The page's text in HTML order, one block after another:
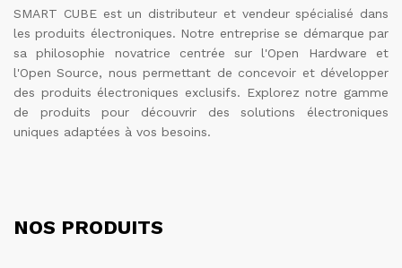
SMART CUBE est un distributeur et vendeur spécialisé dans
les produits électroniques. Notre entreprise se démarque par
sa philosophie novatrice centrée sur l'Open Hardware et
l'Open Source, nous permettant de concevoir et développer
des produits électroniques exclusifs. Explorez notre gamme
de produits pour découvrir des solutions électroniques
uniques adaptées à vos besoins.
NOS PRODUITS